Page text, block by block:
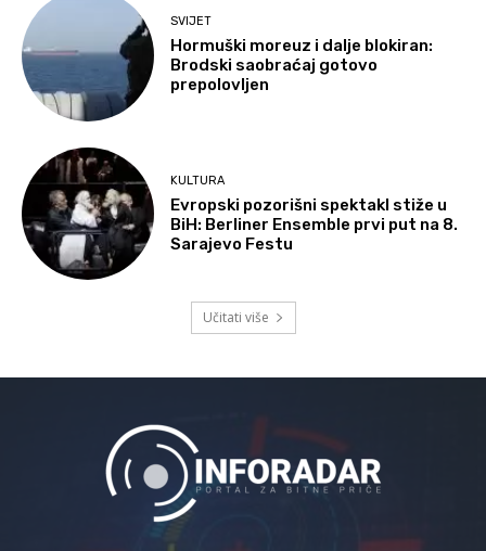
SVIJET
Hormuški moreuz i dalje blokiran:
Brodski saobraćaj gotovo
prepolovljen
KULTURA
Evropski pozorišni spektakl stiže u
BiH: Berliner Ensemble prvi put na 8.
Sarajevo Festu
Učitati više